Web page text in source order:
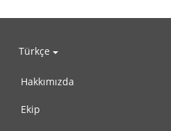
Türkçe
Hakkımızda
Ekip